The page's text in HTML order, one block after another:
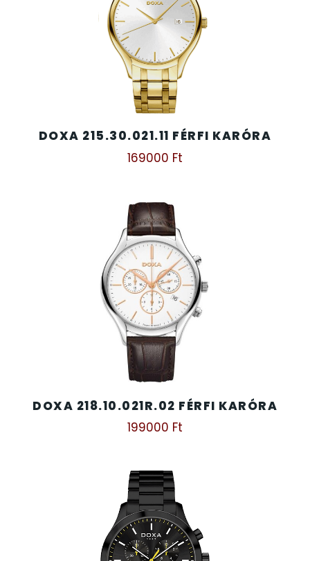
DOXA 215.30.021.11 FÉRFI KARÓRA
169000 Ft
DOXA 218.10.021R.02 FÉRFI KARÓRA
199000 Ft